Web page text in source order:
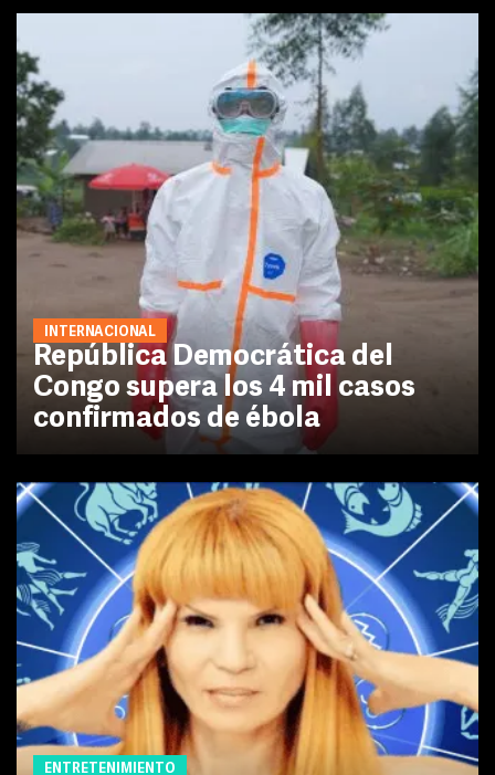
INTERNACIONAL
República Democrática del
Congo supera los 4 mil casos
confirmados de ébola
ENTRETENIMIENTO